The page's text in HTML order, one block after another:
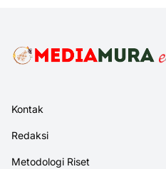
Kontak
Redaksi
Metodologi Riset